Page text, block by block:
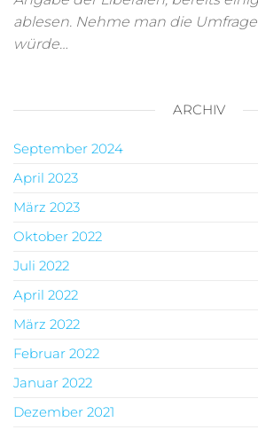
ablesen. Nehme man die
würde…
ARCHIV
September 2024
April 2023
März 2023
Oktober 2022
Juli 2022
April 2022
März 2022
Februar 2022
Januar 2022
Dezember 2021